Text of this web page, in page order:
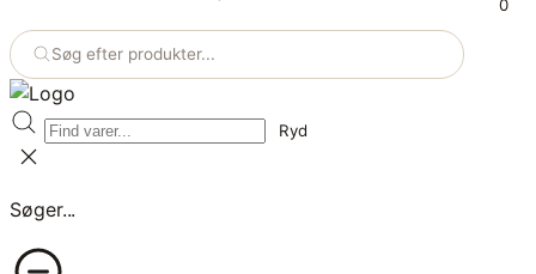
Søg efter produkter...
Ryd
Søger...
0